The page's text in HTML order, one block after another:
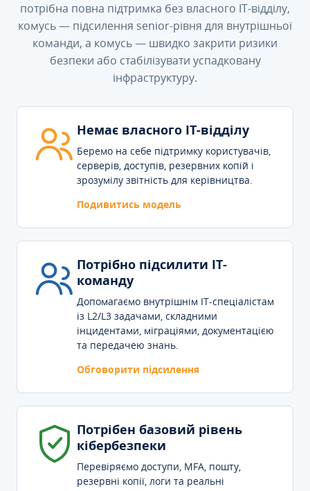
потрібна повна підтримка без власного IT-відділу,
комусь — підсилення senior-рівня для внутрішньої
команди, а комусь — швидко закрити ризики
безпеки або стабілізувати успадковану
інфраструктуру.
Немає власного IT-відділу
Беремо на себе підтримку користувачів,
серверів, доступів, резервних копій і
зрозумілу звітність для керівництва.
Подивитись модель
Потрібно підсилити IT-
команду
Допомагаємо внутрішнім IT-спеціалістам
із L2/L3 задачами, складними
інцидентами, міграціями, документацією
та передачею знань.
Обговорити підсилення
Потрібен базовий рівень
кібербезпеки
Перевіряємо доступи, MFA, пошту,
резервні копії, логи та реальні